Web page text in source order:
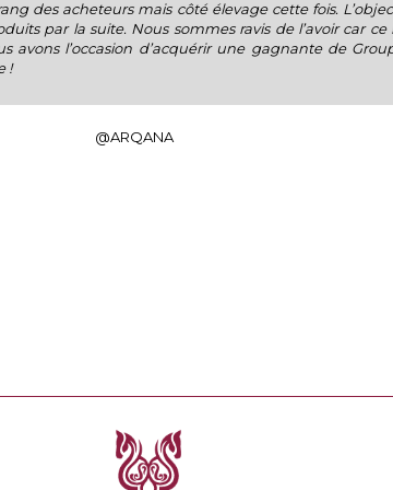
des acheteurs mais côté élevage cette fois.
par la suite. Nous sommes ravis de l’avoir car ce
avons l’occasion d’acquérir une gagnante de
!
@ARQANA